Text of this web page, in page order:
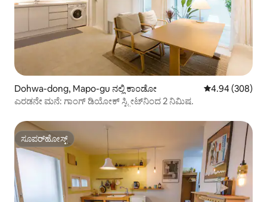
Dohwa-dong, Mapo-gu ನಲ್ಲಿ ಕಾಂಡೋ 5 ರಲ್ಲಿ 4.94
4.94 (308)
ಎರಡನೇ ಮನೆ: ಗಾಂಗ್ ಡಿಯೋಕ್ ಸ್ಟ್ರೀಟ್‌ನಿಂದ 2 ನಿಮಿಷ.
ಸೂಪರ್‌ಹೋಸ್ಟ್
ಸೂಪರ್‌ಹೋಸ್ಟ್